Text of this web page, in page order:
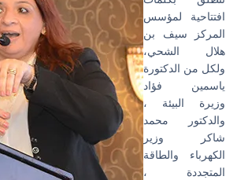
افتتاحية لمؤسس
المركز سيف بن
هلال الشحي،
ولكل من الدكتورة
ياسمين فؤاد
وزيرة البيئة ،
والدكتور محمد
شاكر وزير
الكهرباء والطاقة
المتجددة ،